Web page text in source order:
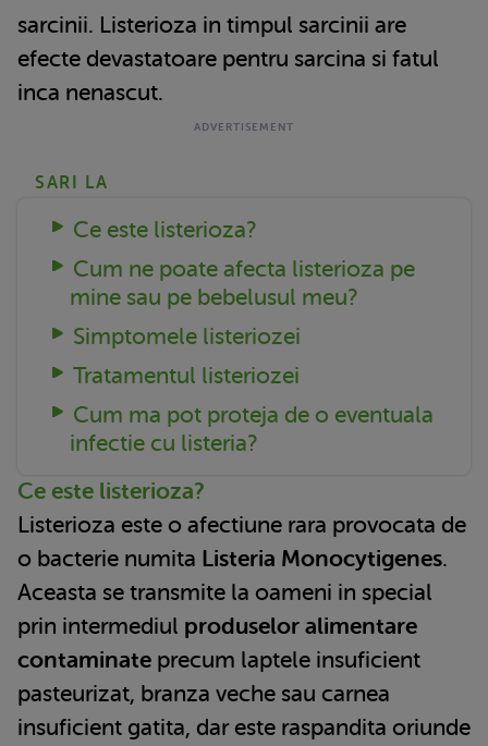
sarcinii. Listerioza in timpul sarcinii are
efecte devastatoare pentru sarcina si fatul
inca nenascut.
SARI LA
Ce este listerioza?
Cum ne poate afecta listerioza pe
mine sau pe bebelusul meu?
Simptomele listeriozei
Tratamentul listeriozei
Cum ma pot proteja de o eventuala
infectie cu listeria?
Ce este listerioza?
Listerioza este o afectiune rara provocata de
o bacterie numita Listeria Monocytigenes.
Aceasta se transmite la oameni in special
prin intermediul produselor alimentare
contaminate precum laptele insuficient
pasteurizat, branza veche sau carnea
insuficient gatita, dar este raspandita oriunde